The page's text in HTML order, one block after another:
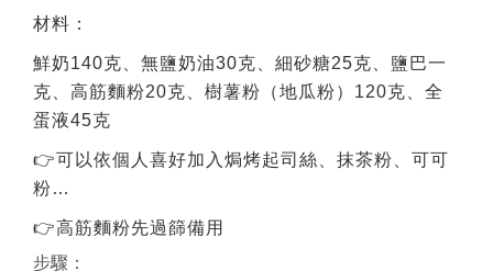
材料：
鮮奶140克、無鹽奶油30克、細砂糖25克、鹽巴一
克、高筋麵粉20克、樹薯粉（地瓜粉）120克、全
蛋液45克
👉可以依個人喜好加入焗烤起司絲、抹茶粉、可可
粉…
👉高筋麵粉先過篩備用
步驟：